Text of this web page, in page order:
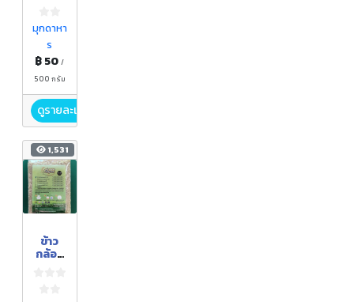
มุกดาหา
ร
฿ 50/
500 กรัม
ดูรายละเอียด
1,531
ข้าว
กล้อง